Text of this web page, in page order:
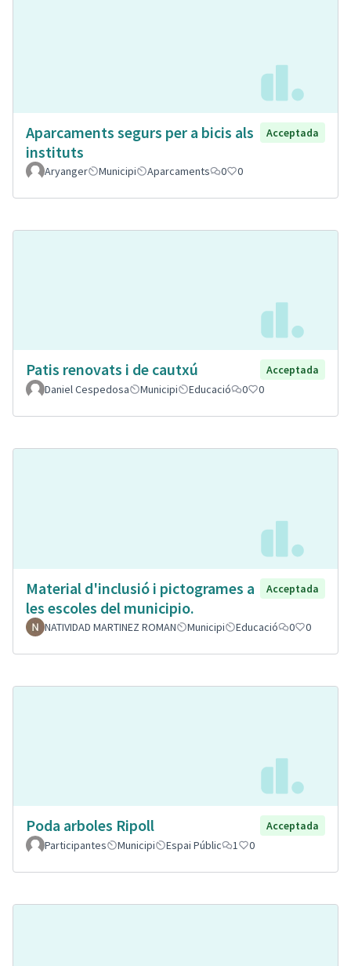
Aparcaments segurs per a bicis als
instituts
Acceptada
Aryanger Municipi Aparcaments 0 0
Patis renovats i de cautxú
Acceptada
Daniel Cespedosa
Municipi Educació 0 0
Material d'inclusió i pictogrames a
les escoles del municipio.
Acceptada
NATIVIDAD MARTINEZ ROMAN Municipi Educació 0 0
Poda arboles Ripoll
Acceptada
Participantes
Municipi Espai Públic 1 0